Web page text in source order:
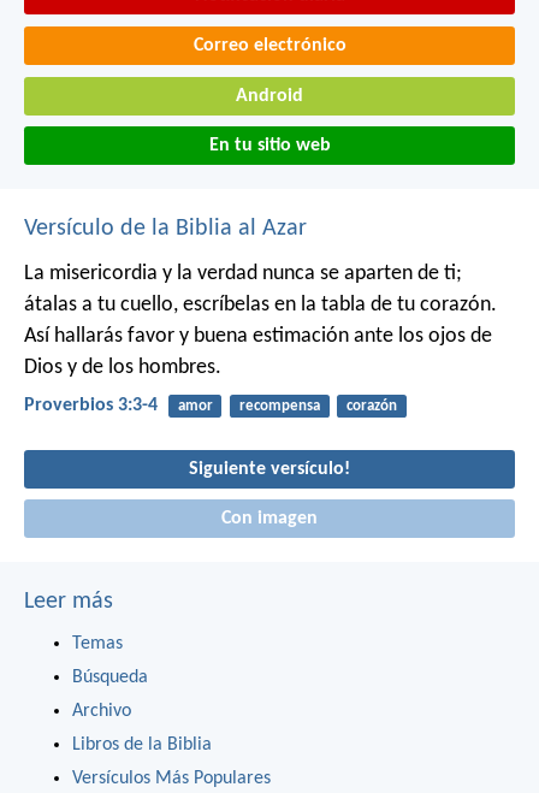
Correo electrónico
Android
En tu sitio web
Versículo de la Biblia al Azar
La misericordia y la verdad nunca se aparten de ti;
átalas a tu cuello, escríbelas en la tabla de tu corazón.
Así hallarás favor y buena estimación ante los ojos de
Dios y de los hombres.
Proverbios 3:3-4 amor recompensa corazón
Siguiente versículo!
Con imagen
Leer más
Temas
Búsqueda
Archivo
Libros de la Biblia
Versículos Más Populares